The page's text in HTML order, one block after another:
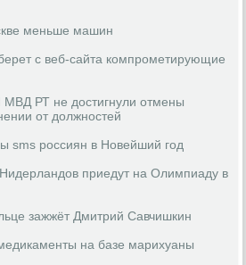
меньше машин
с веб-сайта компрометирующие
РТ не достигнули отмены
от должностей
sms россиян в Новейший год
приедут на Олимпиаду в
зажжёт Дмитрий Савчишкин
на базе марихуаны